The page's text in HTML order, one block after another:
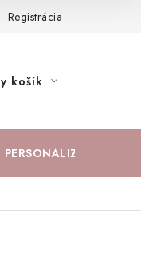
zoznam obľúbených
Registrácia
košík
PERSONALIZOVANÉ